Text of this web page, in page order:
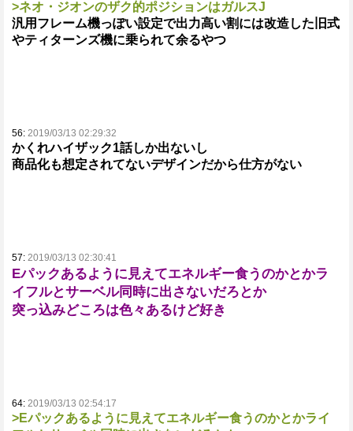
>ネオ・ジオンのザク的ポジションはガルスJ
汎用フレーム機っぽい設定で出力高い割には改造した旧式
やティターンズ機に乗られて余るやつ
56: 2019/03/13 02:29:32
かくれハイザック1話しか出ないし
商品化も想定されてないデザインだから仕方がない
57: 2019/03/13 02:30:41
Eパックあるように見えてエネルギー食うのかとかラ
イフルとサーベル同時に出さないだろとか
突っ込みどころは色々あるけど好き
64: 2019/03/13 02:54:17
>Eパックあるように見えてエネルギー食うのかとかライ